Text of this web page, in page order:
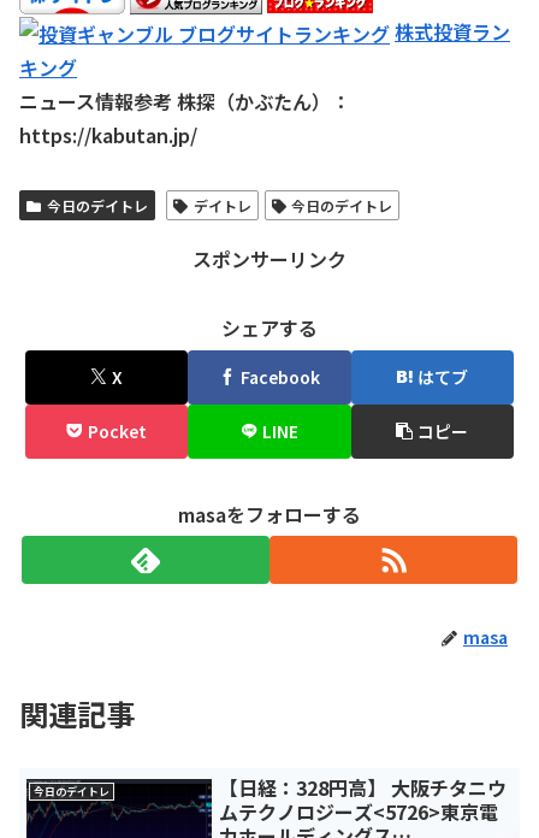
株式投資ラン
キング
ニュース情報参考 株探（かぶたん）：
https://kabutan.jp/
今日のデイトレ デイトレ 今日のデイトレ
スポンサーリンク
シェアする
X Facebook はてブ
Pocket LINE コピー
masaをフォローする
masa
関連記事
今日のデイトレ
【日経：328円高】 大阪チタニウ
ムテクノロジーズ<5726>東京電